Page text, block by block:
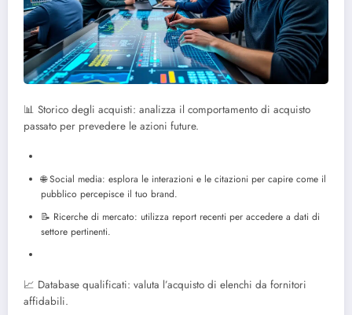
📊 Storico degli acquisti: analizza il comportamento di acquisto
passato per prevedere le azioni future.
🌐 Social media: esplora le interazioni e le citazioni per capire come il
pubblico percepisce il tuo brand.
📝 Ricerche di mercato: utilizza report recenti per accedere a dati di
settore pertinenti.
📈 Database qualificati: valuta l’acquisto di elenchi da fornitori
affidabili.